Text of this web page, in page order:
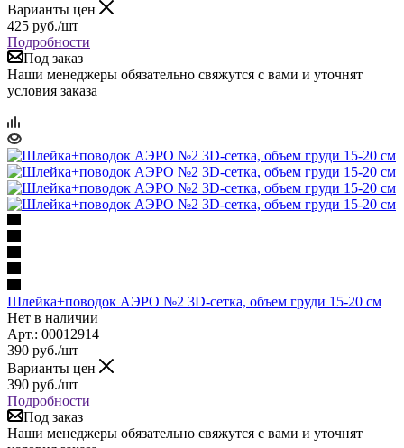
Варианты цен
425 руб./шт
Подробности
Под заказ
Наши менеджеры обязательно свяжутся с вами и уточнят
условия заказа
Шлейка+поводок АЭРО №2 3D-сетка, объем груди 15-20 см
Нет в наличии
Арт.: 00012914
390 руб./шт
Варианты цен
390 руб./шт
Подробности
Под заказ
Наши менеджеры обязательно свяжутся с вами и уточнят